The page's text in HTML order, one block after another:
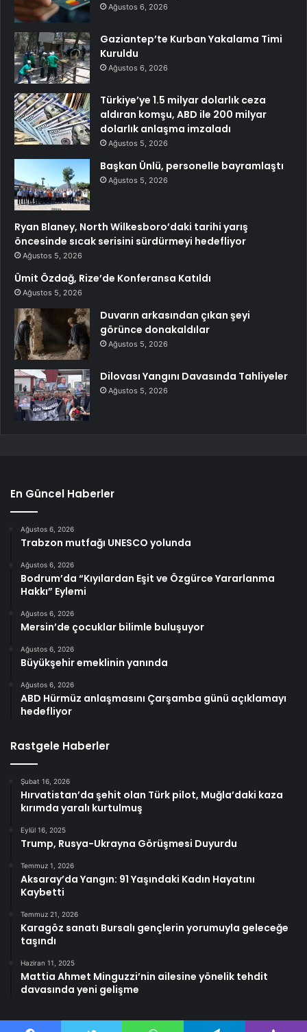
Ağustos 6, 2026
Gaziantep’te Kurban Yakalama Timi
Kuruldu
Ağustos 6, 2026
Türkiye’ye 1.5 milyar dolarlık ceza
aldıran komşu, ABD ile 200 milyar
dolarlık anlaşma imzaladı
Ağustos 5, 2026
Başkan Ünlü, personelle bayramlaştı
Ağustos 5, 2026
Ryan Blaney, North Wilkesboro’daki tarihi yarış
öncesinde sıcak serisini sürdürmeyi hedefliyor
Ağustos 5, 2026
Ümit Özdağ, Rize’de Konferansa Katıldı
Ağustos 5, 2026
Duvarın arkasından çıkan şeyi
görünce donakaldılar
Ağustos 5, 2026
Dilovası Yangını Davasında Tahliyeler
Ağustos 5, 2026
En Güncel Haberler
Ağustos 6, 2026
Trabzon mutfağı UNESCO yolunda
Ağustos 6, 2026
Bodrum’da “Kıyılardan Eşit ve Özgürce Yararlanma
Hakkı” Eylemi
Ağustos 6, 2026
Mersin’de çocuklar bilimle buluşuyor
Ağustos 6, 2026
Büyükşehir emeklinin yanında
Ağustos 6, 2026
ABD Hürmüz anlaşmasını Çarşamba günü açıklamayı
hedefliyor
Rastgele Haberler
Şubat 16, 2026
Hırvatistan’da şehit olan Türk pilot, Muğla’daki kaza
kırımda yaralı kurtulmuş
Eylül 16, 2025
Trump, Rusya-Ukrayna Görüşmesi Duyurdu
Temmuz 1, 2026
Aksaray’da Yangın: 91 Yaşındaki Kadın Hayatını
Kaybetti
Temmuz 21, 2026
Karagöz sanatı Bursalı gençlerin yorumuyla geleceğe
taşındı
Haziran 11, 2025
Mattia Ahmet Minguzzi’nin ailesine yönelik tehdit
davasında yeni gelişme